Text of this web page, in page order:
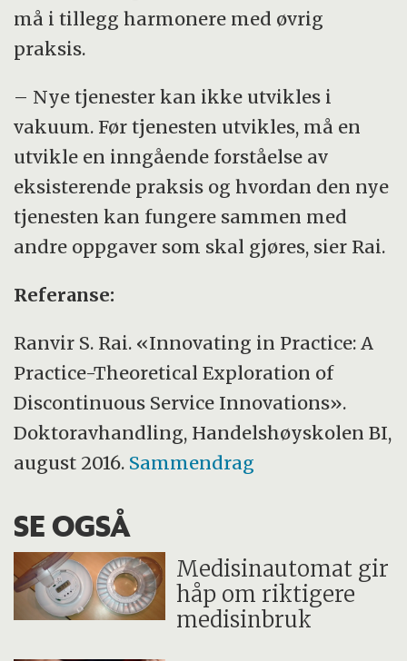
må i tillegg harmonere med øvrig
praksis.
– Nye tjenester kan ikke utvikles i
vakuum. Før tjenesten utvikles, må en
utvikle en inngående forståelse av
eksisterende praksis og hvordan den nye
tjenesten kan fungere sammen med
andre oppgaver som skal gjøres, sier Rai.
Referanse:
Ranvir S. Rai. «Innovating in Practice: A
Practice-Theoretical Exploration of
Discontinuous Service Innovations».
Doktoravhandling, Handelshøyskolen BI,
august 2016. Sammendrag
SE OGSÅ
Medisinautomat gir
håp om riktigere
medisinbruk